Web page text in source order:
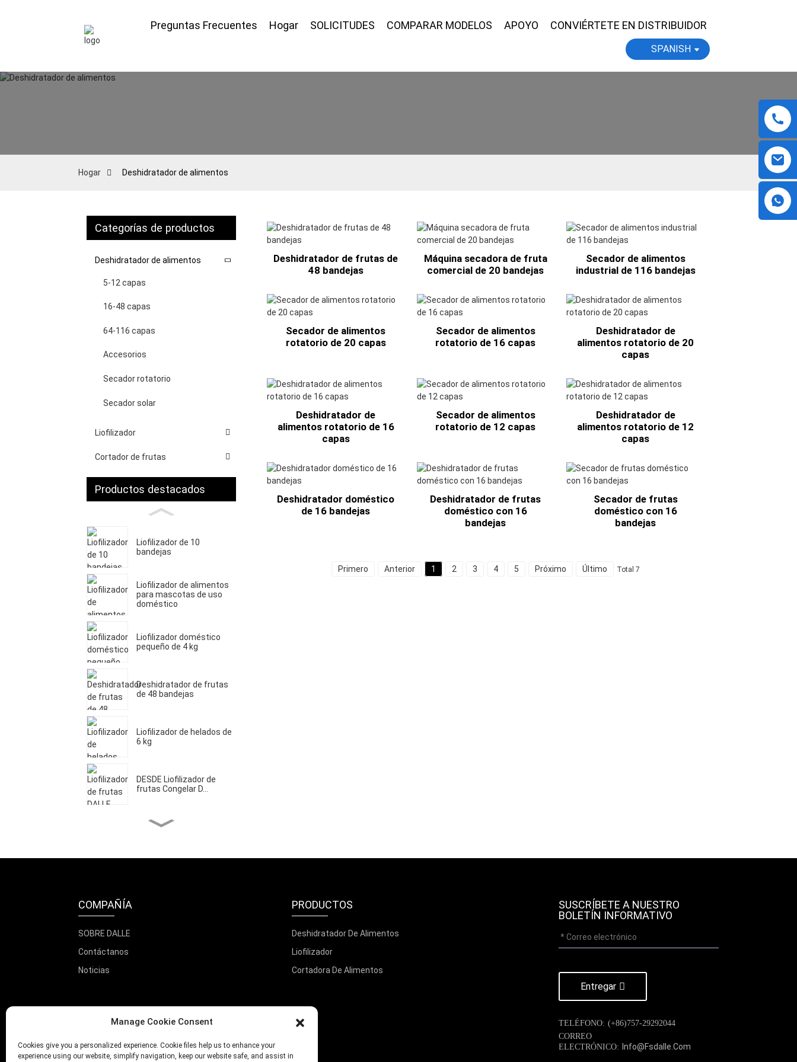
Preguntas Frecuentes Hogar SOLICITUDES COMPARAR MODELOS APOYO CONVIÉRTETE EN DISTRIBUIDOR
SPANISH
Hogar Deshidratador de alimentos
Categorías de productos
Deshidratador de alimentos
5-12 capas
16-48 capas
64-116 capas
Accesorios
Secador rotatorio
Secador solar
Liofilizador
Cortador de frutas
Productos destacados
Liofilizador de 10
bandejas
Liofilizador de alimentos
para mascotas de uso
doméstico
Liofilizador doméstico
pequeño de 4 kg
Deshidratador de frutas
de 48 bandejas
Liofilizador de helados de
6 kg
DESDE Liofilizador de
frutas Congelar D...
Máquina liofilizadora
Deshidratador de frutas de
48 bandejas
Máquina secadora de fruta
comercial de 20 bandejas
Secador de alimentos
industrial de 116 bandejas
Secador de alimentos
rotatorio de 20 capas
Secador de alimentos
rotatorio de 16 capas
Deshidratador de
alimentos rotatorio de 20
capas
Deshidratador de
alimentos rotatorio de 16
capas
Secador de alimentos
rotatorio de 12 capas
Deshidratador de
alimentos rotatorio de 12
capas
Deshidratador doméstico
de 16 bandejas
Deshidratador de frutas
doméstico con 16
bandejas
Secador de frutas
doméstico con 16
bandejas
Primero Anterior 1 2 3 4 5 Próximo Último Total 7
COMPAÑÍA
SOBRE DALLE
Contáctanos
Noticias
PRODUCTOS
Deshidratador De Alimentos
Liofilizador
Cortadora De Alimentos
SUSCRÍBETE A NUESTRO
BOLETÍN INFORMATIVO
Entregar
TELÉFONO: (+86)757-29292044
CORREO
ELECTRÓNICO: Info@fsdalle.com
Manage Cookie Consent
Cookies give you a personalized experience. Cookie files help us to enhance your
experience using our website, simplify navigation, keep our website safe, and assist in